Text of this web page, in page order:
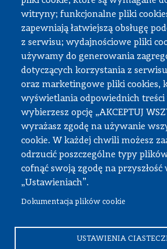
witryny; funkcjonalne pliki
zapewniają łatwiejszą obsługę
z serwisu; wydajnościowe pliki
używamy do generowania
dotyczących korzystania z
oraz marketingowe pliki cookies,
wyświetlania odpowiednich treści
wybierzesz opcję „AKCEPTUJ
wyrażasz zgodę na używanie
cookie. W każdej chwili możesz
odrzucić poszczególne typy
cofnąć swoją zgodę na przyszłość
„Ustawieniach”.
Dokumentacja plików cookie
USTAWIENIA
Dokumenty do pobrania
Strefa pracownika
APD
SAP PW
Intranet
Sprawy socjalne
Repozytorium
Wydział Samochodów i Maszyn Roboczych